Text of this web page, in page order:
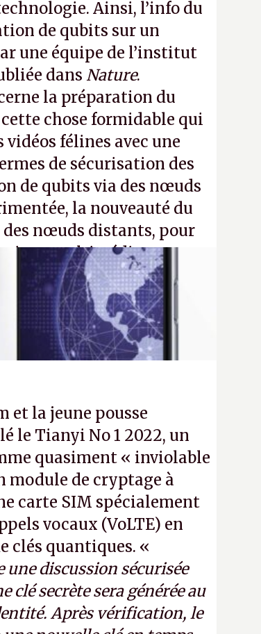
Ainsi, l’info du
de qubits sur un
une équipe de l’institut
dans Nature.
la préparation du
chose formidable qui
félines avec une
de sécurisation des
de qubits via des nœuds
la nouveauté du
des nœuds distants, pour
multimédia
photo : QuTech /
et la jeune pousse
le Tianyi No 1 2022, un
quasiment « inviolable
module de cryptage à
carte SIM spécialement
vocaux (VoLTE) en
quantiques. «
discussion sécurisée
clé secrète sera générée au
Après vérification, le